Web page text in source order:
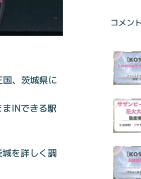
、茨城県に
INできる駅
を詳しく調
コメン